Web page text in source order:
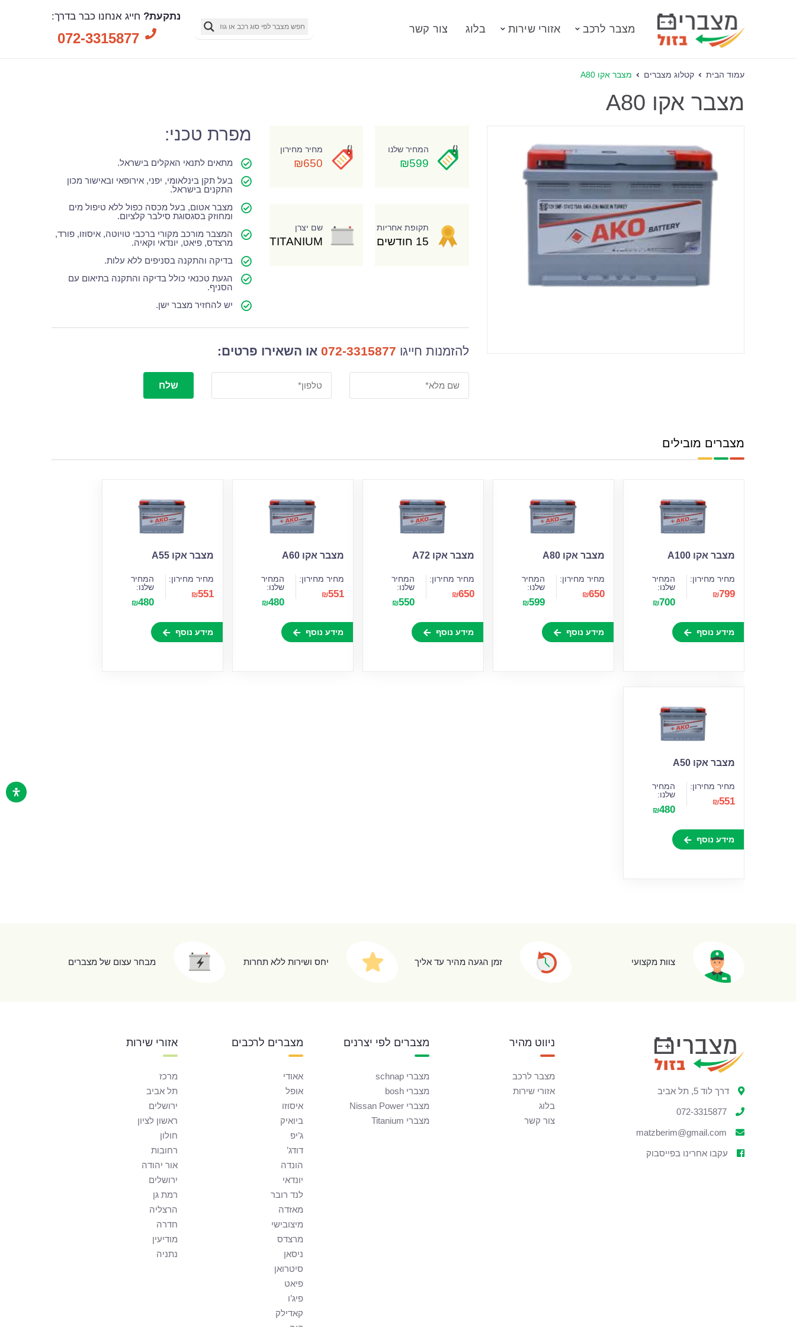
072-3315877
נתקעת? חייג אנחנו כבר בדרך:
מצבר לרכב אזורי שירות בלוג צור קשר
עמוד הבית קטלוג מצברים מצבר אקו A80
מצבר אקו A80
המחיר שלנו
₪599
מחיר מחירון
₪650
תקופת אחריות
15 חודשים
שם יצרן
TITANIUM
מפרת טכני:
מתאים לתנאי האקלים בישראל.
בעל תקן בינלאומי, יפני, אירופאי ובאישור מכון
התקנים בישראל.
מצבר אטום, בעל מכסה כפול ללא טיפול מים
ומחוזק בסגסוגת סילבר קלציום.
המצבר מורכב מקורי ברכבי טויוטה, איסוזו, פורד,
מרצדס, פיאט, יונדאי וקאיה.
בדיקה והתקנה בסניפים ללא עלות.
הגעת טכנאי כולל בדיקה והתקנה בתיאום עם
הסניף.
יש להחזיר מצבר ישן.
להזמנות חייגו 072-3315877 או השאירו פרטים:
שלח
מצברים מובילים
מצבר אקו A100
מחיר מחירון:
₪799
המחיר
שלנו:
₪700
מידע נוסף
מצבר אקו A80
מחיר מחירון:
₪650
המחיר
שלנו:
₪599
מידע נוסף
מצבר אקו A72
מחיר מחירון:
₪650
המחיר
שלנו:
₪550
מידע נוסף
מצבר אקו A60
מחיר מחירון:
₪551
המחיר
שלנו:
₪480
מידע נוסף
מצבר אקו A55
מחיר מחירון:
₪551
המחיר
שלנו:
₪480
מידע נוסף
מצבר אקו A50
מחיר מחירון:
₪551
המחיר
שלנו:
₪480
מידע נוסף
צוות מקצועי זמן הגעה מהיר עד אליך יחס ושירות ללא תחרות מבחר עצום של מצברים
דרך לוד 5, תל אביב
072-3315877
matzberim@gmail.com
עקבו אחרינו בפייסבוק
ניווט מהיר
מצבר לרכב
אזורי שירות
בלוג
צור קשר
מצברים לפי יצרנים
מצברי schnap
מצברי bosh
מצברי Nissan Power
מצברי Titanium
מצברים לרכבים
אאודי
אופל
איסוזו
ביואיק
ג’יפ
דודג’
הונדה
יונדאי
לנד רובר
מאזדה
מיצובישי
מרצדס
ניסאן
סיטרואן
פיאט
פיג’ו
קאדילק
אזורי שירות
מרכז
תל אביב
ירושלים
ראשון לציון
חולון
רחובות
אור יהודה
ירושלים
רמת גן
הרצליה
חדרה
מודיעין
נתניה